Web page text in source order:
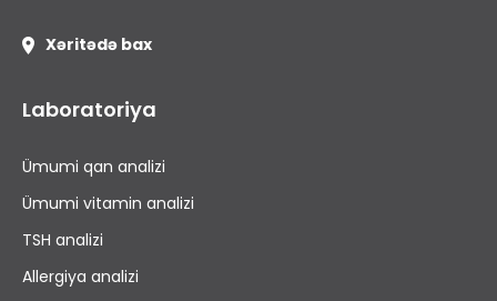
Xəritədə bax
Laboratoriya
Ümumi qan analizi
Ümumi vitamin analizi
TSH analizi
Allergiya analizi